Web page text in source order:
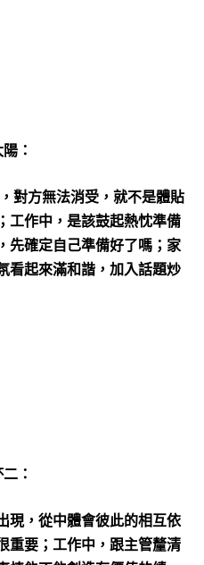
：
對方無法消受，就不是體貼
工作中，是該鼓起熱忱準備
先確定自己準備好了嗎；家
看起來滿和諧，加入話題炒
：
現，從中體會彼此的相互依
重要；工作中，跟主管釐清